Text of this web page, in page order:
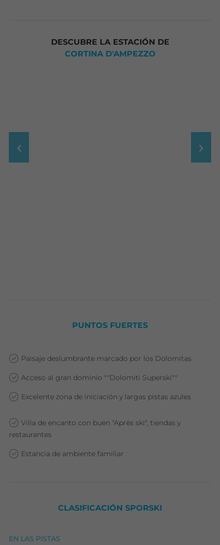
DESCUBRE LA ESTACIÓN DE
CORTINA D'AMPEZZO
PUNTOS FUERTES
Paisaje deslumbrante marcado por los Dolomitas
Acceso al gran dominio ""Dolomiti Superski""
Excelente zona de iniciación y largas pistas azules
Villa de encanto con buen "Après ski", tiendas y
restaurantes
Estancia de ambiente familiar
CLASIFICACIÓN SPORSKI
EN LAS PISTAS